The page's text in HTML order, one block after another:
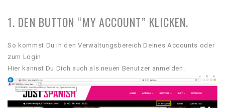
1. DEN BUTTON “MY ACCOUNT” KLICKEN.
So kommst Du in den Verwaltungsbereich Deines Accounts oder
zum Login.
Hier kannst Du Dich auch als neuen Benutzer anmelden.